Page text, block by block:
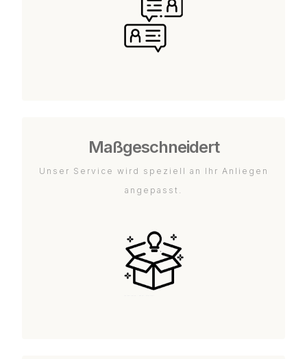
Maßgeschneidert
Unser Service wird speziell an Ihr Anliegen
angepasst.